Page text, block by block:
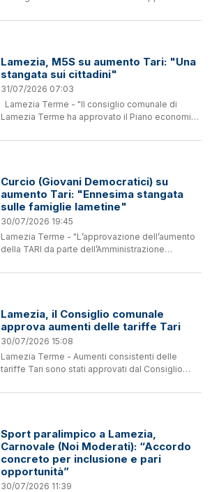
imprese, restringe le tutele per i nuclei con
Lamezia, M5S su aumento Tari: "Una
stangata sui cittadini"
31/07/2026 07:03
Lamezia Terme - "Il consiglio comunale di
Lamezia Terme ha approvato il Piano economico
rincaro che colpirà le famiglie con un +6,2% e
Curcio (Giovani Democratici) su
aumento Tari: "Ennesima stangata
sulle famiglie lametine"
30/07/2026 19:45
Lamezia Terme - "L’approvazione dell’aumento
della TARI da parte dell’Amministrazione
profondamente sbagliata, che scarica ancora
Lamezia, il Consiglio comunale
approva aumenti delle tariffe Tari
30/07/2026 15:08
Lamezia Terme - Aumenti consistenti delle
tariffe Tari sono stati approvati dal Consiglio
maggioranza, 8 contrari la minoranza (compreso
Sport paralimpico a Lamezia,
Carnovale (Noi Moderati): “Accordo
concreto per inclusione e pari
opportunità”
30/07/2026 11:39